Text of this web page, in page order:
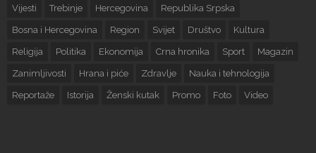
Vijesti Trebinje Hercegovina Republika Srpska
Bosna i Hercegovina Region Svijet Društvo Kultura
Religija Politika Ekonomija Crna hronika Sport Magazin
Zanimljivosti Hrana i piće Zdravlje Nauka i tehnologija
Reportaže Istorija Ženski kutak Promo Foto Video